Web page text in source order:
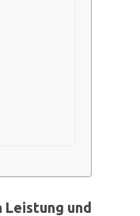
und